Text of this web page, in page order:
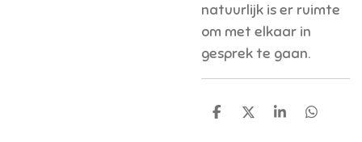
natuurlijk is er ruimte
om met elkaar in
gesprek te gaan.
D
D
S
D